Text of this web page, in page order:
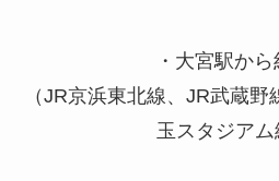
・大宮駅から
（JR京浜東北線、 JR武蔵野
玉スタジアム